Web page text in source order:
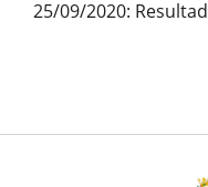
evento
25/09/2020: